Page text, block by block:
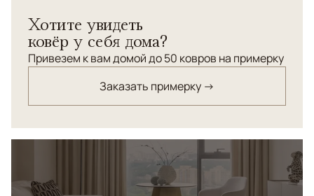
Классический растительный орнамент времён
Великих Моголов в современном исполнении.
Хотите увидеть
ковёр у себя дома?
Привезем к вам домой до 50 ковров на примерку
Заказать примерку →